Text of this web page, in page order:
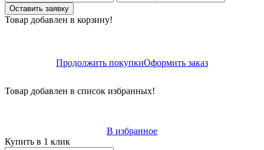
Оставить заявку
Товар добавлен в корзину!
Продолжить покупкиОформить заказ
Товар добавлен в список избранных!
В избранное
Купить в 1 клик